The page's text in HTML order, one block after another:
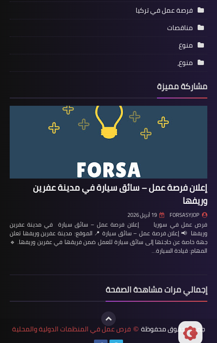
فرصة عمل في تركيا
مناقصات
منوع
منوع،
مشاركة مميزة
إعلان فرصة عمل – سائق سيارة في مدينة عفرين
وريفها
FORSASYJOP 19 أبريل 2026
فرص عمل في سوريا إعلان فرصة عمل – سائق سيارة في مدينة عفرين
وريفها 📢 إعلان فرصة عمل – سائق سيارة 📍 الموقع: مدينة عفرين وريفها تعلن
جهة خاصة عن حاجتها إلى سائق سيارة للعمل ضمن فريقها في عفرين وريفها. 🔹
المهام: قيادة السيارة…
إجمالي مرات مشاهدة الصفحة
جميع الحقوق محفوظة © فرص عمل في المنظمات الدولية والمحلية